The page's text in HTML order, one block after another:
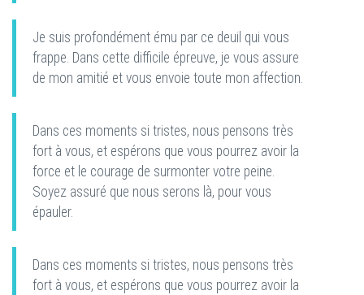
Je suis profondément ému par ce deuil qui vous
frappe. Dans cette difficile épreuve, je vous assure
de mon amitié et vous envoie toute mon affection.
Dans ces moments si tristes, nous pensons très
fort à vous, et espérons que vous pourrez avoir la
force et le courage de surmonter votre peine.
Soyez assuré que nous serons là, pour vous
épauler.
Dans ces moments si tristes, nous pensons très
fort à vous, et espérons que vous pourrez avoir la